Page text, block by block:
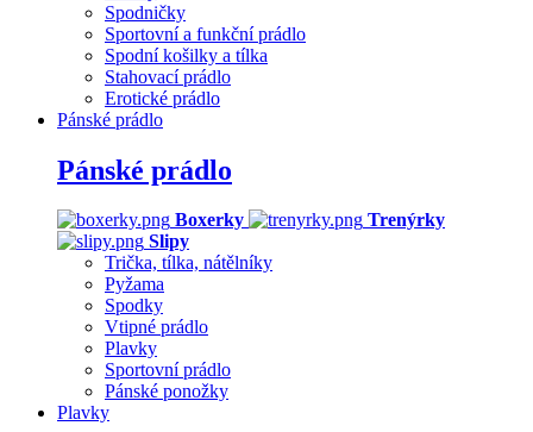
Spodničky
Sportovní a funkční prádlo
Spodní košilky a tílka
Stahovací prádlo
Erotické prádlo
Pánské prádlo
Pánské prádlo
Boxerky
Trenýrky
Slipy
Trička, tílka, nátělníky
Pyžama
Spodky
Vtipné prádlo
Plavky
Sportovní prádlo
Pánské ponožky
Plavky